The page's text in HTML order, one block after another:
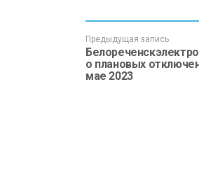
Предыдущая запись
о плановых
мае 2023